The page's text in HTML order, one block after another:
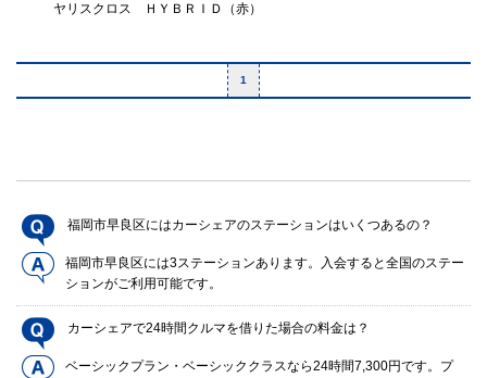
ヤリスクロス ＨＹＢＲＩＤ（赤）
1
福岡市早良区にはカーシェアのステーションはいくつあるの？
福岡市早良区には3ステーションあります。入会すると全国のステー
ションがご利用可能です。
カーシェアで24時間クルマを借りた場合の料金は？
ベーシックプラン・ベーシッククラスなら24時間7,300円です。プ